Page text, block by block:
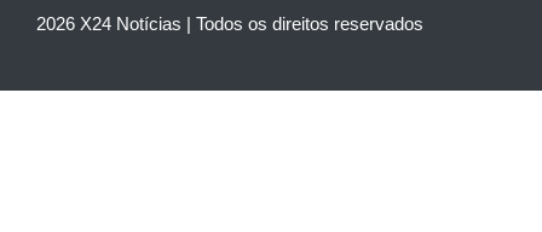
2026 X24 Notícias | Todos os direitos reservados